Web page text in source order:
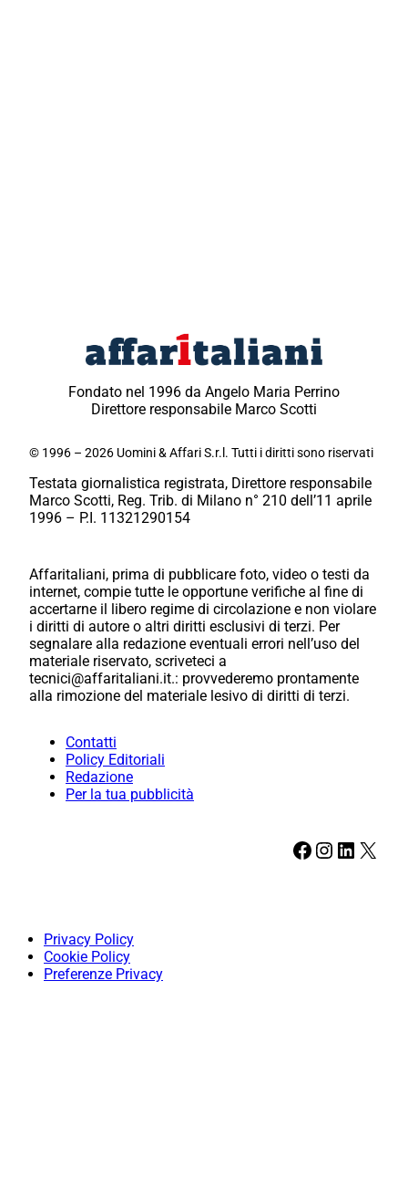
Fondato nel 1996 da Angelo Maria Perrino
Direttore responsabile Marco Scotti
© 1996 – 2026 Uomini & Affari S.r.l. Tutti i diritti sono riservati
Testata giornalistica registrata, Direttore responsabile
Marco Scotti, Reg. Trib. di Milano n° 210 dell’11 aprile
1996 – P.I. 11321290154
Affaritaliani, prima di pubblicare foto, video o testi da
internet, compie tutte le opportune verifiche al fine di
accertarne il libero regime di circolazione e non violare
i diritti di autore o altri diritti esclusivi di terzi. Per
segnalare alla redazione eventuali errori nell’uso del
materiale riservato, scriveteci a
tecnici@affaritaliani.it.: provvederemo prontamente
alla rimozione del materiale lesivo di diritti di terzi.
Contatti
Policy Editoriali
Redazione
Per la tua pubblicità
Facebook Instagram LinkedIn X
Privacy Policy
Cookie Policy
Preferenze Privacy